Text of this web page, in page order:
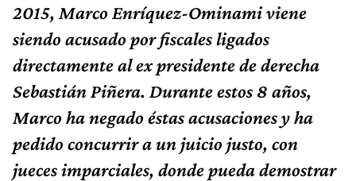
2015, Marco Enríquez-Ominami viene
siendo acusado por fiscales ligados
directamente al ex presidente de derecha
Sebastián Piñera. Durante estos 8 años,
Marco ha negado éstas acusaciones y ha
pedido concurrir a un juicio justo, con
jueces imparciales, donde pueda demostrar